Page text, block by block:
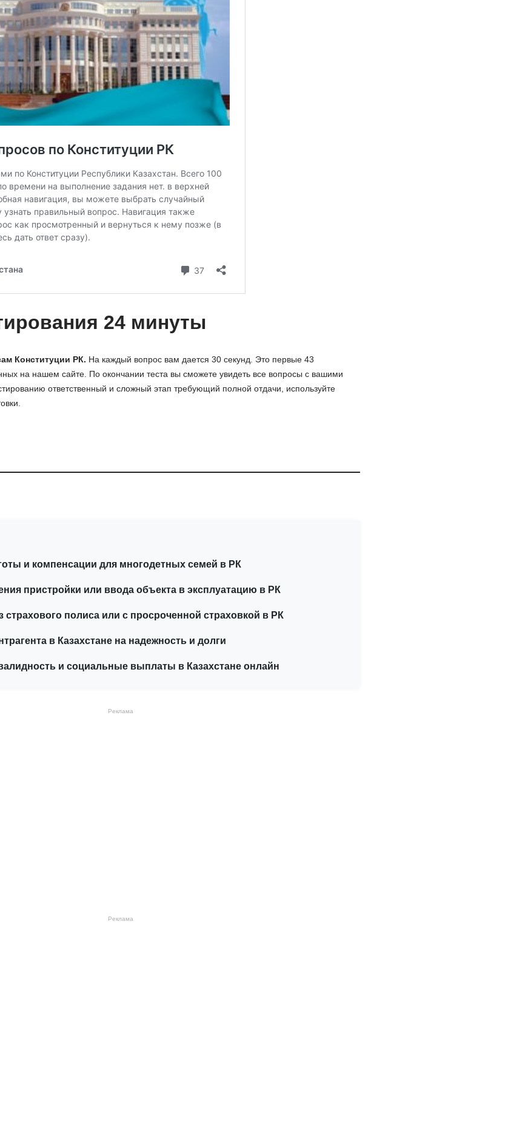
24 минуты
Конституции РК. На каждый вопрос вам дается 30 секунд. Это первые 43
на нашем сайте. По окончании теста вы сможете увидеть все вопросы с вашими
ответственный и сложный этап требующий полной отдачи, используйте
и компенсации для многодетных семей в РК
пристройки или ввода объекта в эксплуатацию в РК
страхового полиса или с просроченной страховкой в РК
в Казахстане на надежность и долги
и социальные выплаты в Казахстане онлайн
Реклама
Реклама